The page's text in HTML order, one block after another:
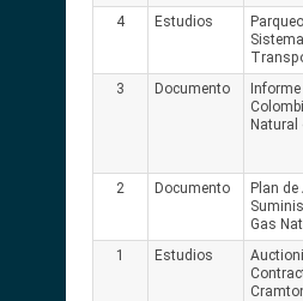
4
Estudios
3
Documento
Natural
2 Documento
Plan
Gas
1
Estudios